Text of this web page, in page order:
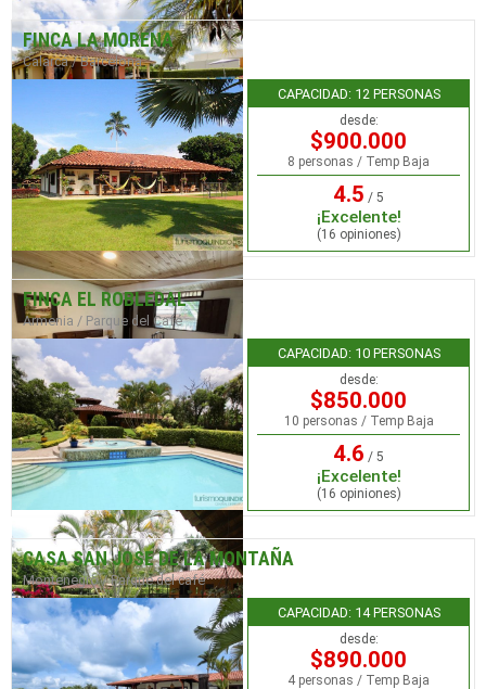
FINCA LA MORENA
Calarcá / Barcelona
CAPACIDAD: 12 PERSONAS
desde:
$900.000
8 personas / Temp Baja
4.5 / 5
¡Excelente!
(16 opiniones)
FINCA EL ROBLEDAL
Armenia / Parque del Café
CAPACIDAD: 10 PERSONAS
desde:
$850.000
10 personas / Temp Baja
4.6 / 5
¡Excelente!
(16 opiniones)
CASA SAN JOSE DE LA MONTAÑA
Montenegro / Parque del café
CAPACIDAD: 14 PERSONAS
desde:
$890.000
4 personas / Temp Baja